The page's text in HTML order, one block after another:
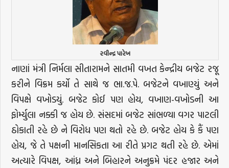
રવીન્દ્ર પારેખ
નાણાં મંત્રી નિર્મલા સીતારામને સાતમી વખત કેન્દ્રીય બજેટ રજૂ
કરીને વિક્રમ કર્યો તે સાથે જ ભા.જ.પે. બજેટને વખાણ્યું અને
વિપક્ષે વખોડયું. બજેટ કોઈ પણ હોય, વખાણ-વખોડની આ
ફોર્મ્યુલા નક્કી જ હોય છે. સંસદમાં બજેટ સાંભળ્યા વગર પાટલી
ઠોકાતી રહે છે ને વિરોધ પણ થતો રહે છે. બજેટ હોય કે કૈં પણ
હોય, જે તે પક્ષની માનસિકતા આ રીતે પ્રગટ થતી રહે છે. એમાં
અત્યારે વિપક્ષ, આંધ્ર અને બિહારને અનુક્રમે પંદર હજાર અને